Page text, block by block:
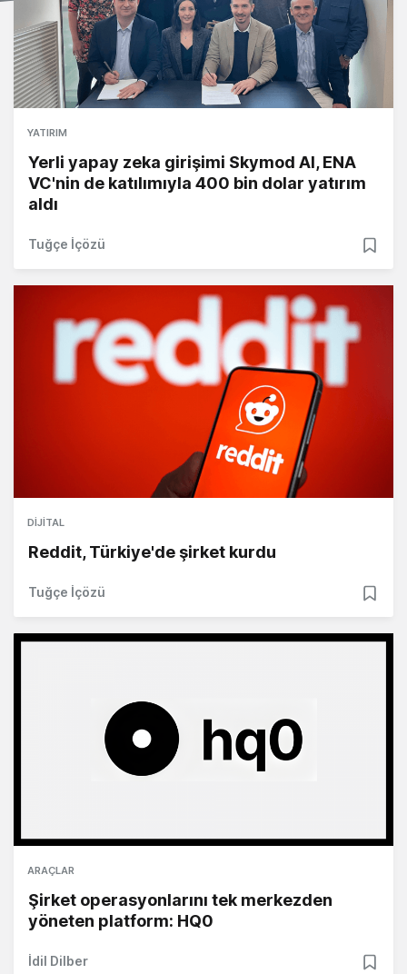
YATIRIM
Yerli yapay zeka girişimi Skymod AI, ENA
VC'nin de katılımıyla 400 bin dolar yatırım
aldı
Tuğçe İçözü
DIJITAL
Reddit, Türkiye'de şirket kurdu
Tuğçe İçözü
ARAÇLAR
Şirket operasyonlarını tek merkezden
yöneten platform: HQ0
İdil Dilber